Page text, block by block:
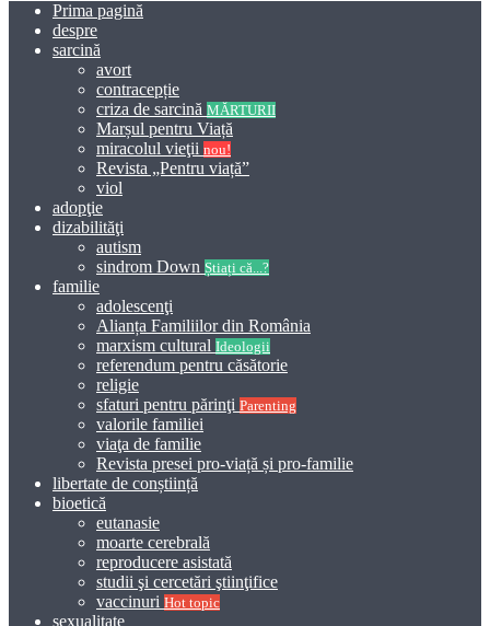
Prima pagină
despre
sarcină
avort
contracepție
criza de sarcină MĂRTURII
Marșul pentru Viață
miracolul vieţii nou!
Revista „Pentru viață”
viol
adopţie
dizabilităţi
autism
sindrom Down Știați că...?
familie
adolescenţi
Alianța Familiilor din România
marxism cultural Ideologii
referendum pentru căsătorie
religie
sfaturi pentru părinţi Parenting
valorile familiei
viaţa de familie
Revista presei pro-viață și pro-familie
libertate de conștiință
bioetică
eutanasie
moarte cerebrală
reproducere asistată
studii şi cercetări ştiinţifice
vaccinuri Hot topic
sexualitate